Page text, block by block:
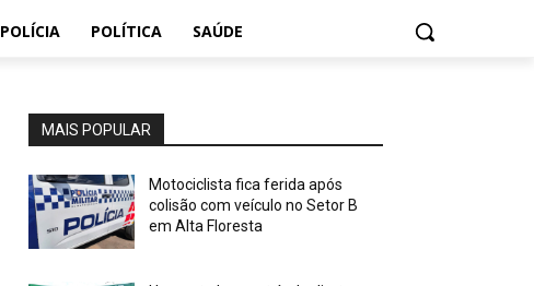
POLÍCIA POLÍTICA SAÚDE
MAIS POPULAR
Motociclista fica ferida após
colisão com veículo no Setor B
em Alta Floresta